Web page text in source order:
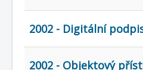
2002 - Digitální
2002 - Objektový